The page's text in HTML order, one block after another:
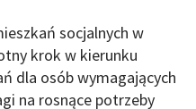
socjalnych w
krok w kierunku
dla osób wymagających
na rosnące potrzeby